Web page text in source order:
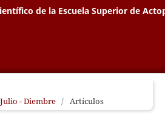
de la Escuela Superior de
- Diembre / Artículos